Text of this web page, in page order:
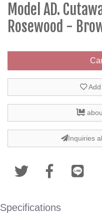
Model AD.
Rosewood -
Add
Inquiries
Specifications